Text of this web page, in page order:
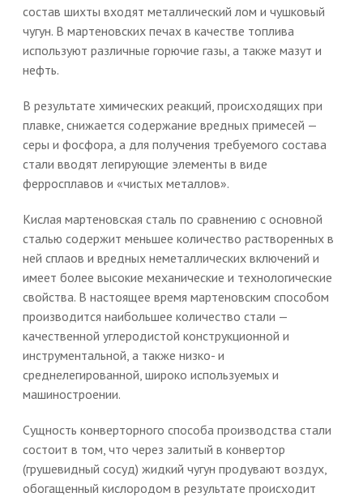
состав шихты входят металлический лом и чушковый
чугун. В мартеновских печах в качестве топлива
используют различные горючие газы, а также мазут и
нефть.
В результате химических реакций, происходящих при
плавке, снижается содержание вредных примесей —
серы и фосфора, а для получения требуемого состава
стали вводят легирующие элементы в виде
ферросплавов и «чистых металлов».
Кислая мартеновская сталь по сравнению с основной
сталью содержит меньшее количество растворенных в
ней сплаов и вредных неметаллических включений и
имеет более высокие механические и технологические
свойства. В настоящее время мартеновским способом
производится наибольшее количество стали —
качественной углеродистой конструкционной и
инструментальной, а также низко- и
среднелегированной, широко используемых и
машиностроении.
Сущность конверторного способа производства стали
состоит в том, что через залитый в конвертор
(грушевидный сосуд) жидкий чугун продувают воздух,
обогащенный кислородом в результате происходит